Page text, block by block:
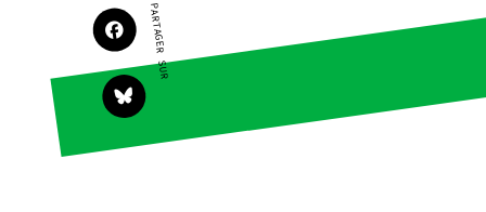
Transmettre tout
ou partie de son
patrimoine
Télécharger
gratuitement les
guides éco-
Forêts
PARTAGER SUR